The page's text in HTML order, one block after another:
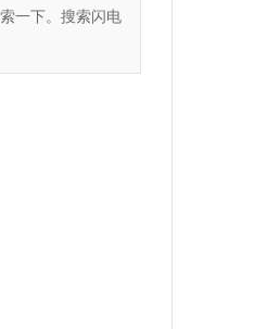
一下。搜索闪电